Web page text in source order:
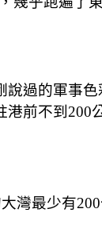
說過的軍事
港前不到200
灣最少有